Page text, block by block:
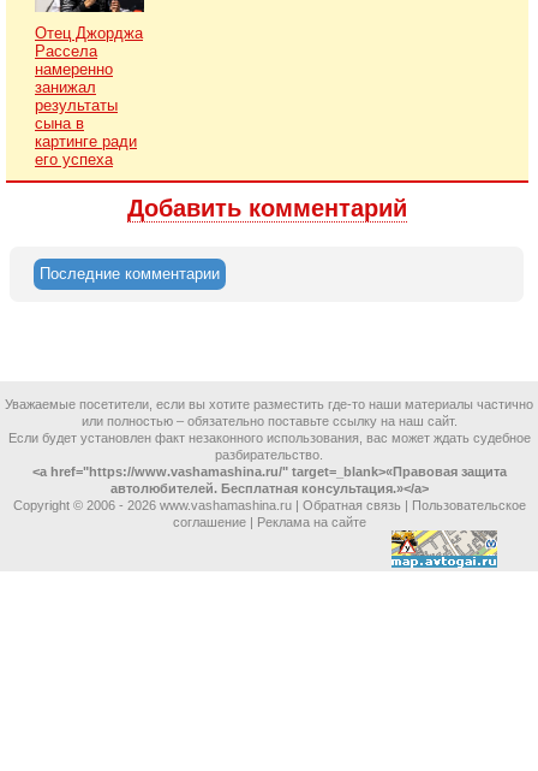
Отец Джорджа
Рассела
намеренно
занижал
результаты
сына в
картинге ради
его успеха
Добавить комментарий
Последние комментарии
Уважаемые посетители, если вы хотите разместить где-то наши материалы частично
или полностью – обязательно поставьте ссылку на наш сайт.
Если будет установлен факт незаконного использования, вас может ждать судебное
разбирательство.
<a href="https://www.vashamashina.ru/" target=_blank>«Правовая защита
автолюбителей. Бесплатная консультация.»</a>
Copyright © 2006 - 2026 www.vashamashina.ru | Обратная связь | Пользовательское
соглашение| Реклама на сайте